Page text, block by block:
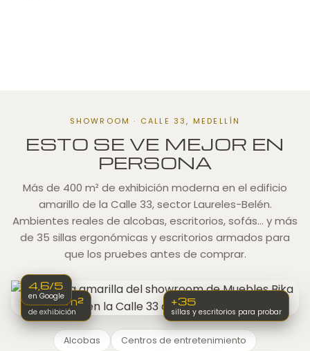
SHOWROOM · CALLE 33, MEDELLÍN
ESTO SE VE MEJOR EN
PERSONA
Más de 400 m² de exhibición moderna en el edificio
amarillo de la Calle 33, sector Laureles-Belén.
Ambientes reales de alcobas, escritorios, sofás… y más
de 35 sillas ergonómicas y escritorios armados para
que los pruebes antes de comprar.
+400 m²
de exhibición
+35
sillas y escritorios para probar
4,6/5
en Google
Alcobas
Centros de entretenimiento